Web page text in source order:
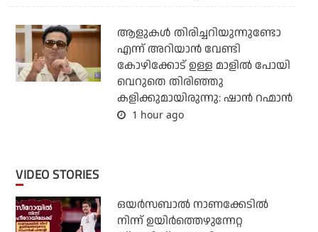
ആളുകൾ തിരിച്ചറിയുന്നുണ്ടോ
എന്ന് അറിയാൻ വേണ്ടി
കോഴിക്കോട് ഉള്ള മാളിൽ പോയി
വെറുതെ തിരിഞ്ഞു
കളിക്കുമായിരുന്നു: ഷാൻ റഹ്മാൻ
1 hour ago
VIDEO STORIES
ഒയര്‍സബാൽ നാണക്കേടിൽ
നിന്ന് ഉയിർത്തെഴുന്നേറ്റ